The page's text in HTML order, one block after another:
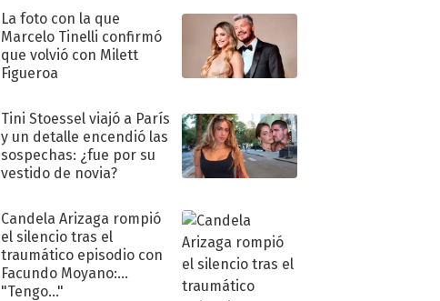
La foto con la que
Marcelo Tinelli confirmó
que volvió con Milett
Figueroa
Tini Stoessel viajó a París
y un detalle encendió las
sospechas: ¿fue por su
vestido de novia?
Candela Arizaga rompió
el silencio tras el
traumático episodio con
Facundo Moyano:
"Tengo..."